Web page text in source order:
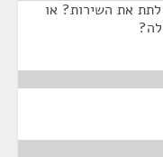
לתת את השירות? או